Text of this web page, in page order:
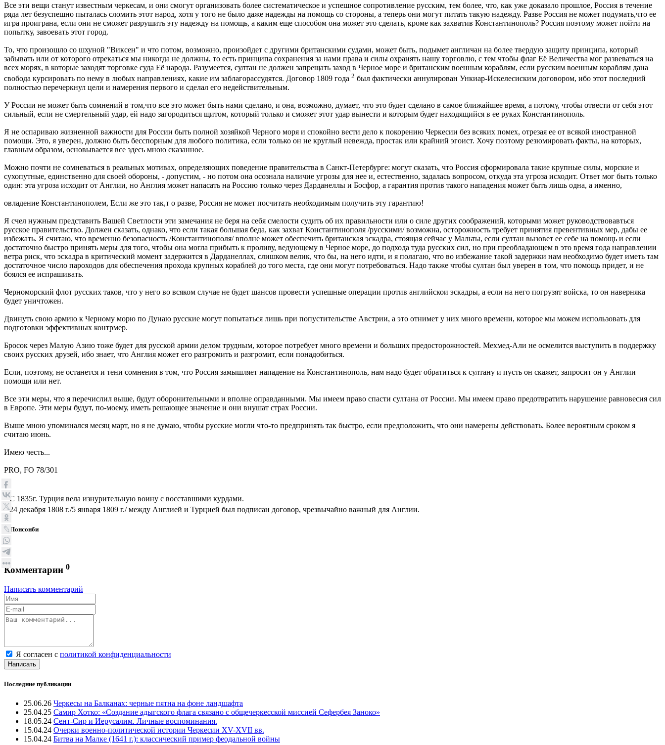
Все эти вещи станут известным черкесам, и они смогут организовать более систематическое и успешное сопротивление русским, тем более, что, как уже доказало прошлое, Россия в течение
ряда лет безуспешно пыталась сломить этот народ, хотя у того не было даже надежды на помощь со стороны, а теперь они могут питать такую надежду. Разве Россия не может подумать,что ее
игра проиграна, если они не сможет разрушить эту надежду на помощь, а каким еще способом она может это сделать, кроме как захватив Константинополь? Россия поэтому может пойти на
попытку, завоевать этот город.
То, что произошло со шхуной "Виксен" и что потом, возможно, произойдет с другими британскими судами, может быть, подымет англичан на более твердую защиту принципа, который
забывать или от которого отрекаться мы никогда не должны, то есть принципа сохранения за нами права и силы охранять нашу торговлю, с тем чтобы флаг Её Величества мог развеваться на
всех морях, в которые заходят торговке суда Её народа. Разумеется, султан не должен запрещать заход в Черное море и британским военным кораблям, если русским военным кораблям дана
свобода курсировать по нему в любых направлениях, какие им заблагорассудятся. Договор 1809 года 2 был фактически аннулирован Ункиар-Искелесиским договором, ибо этот последний
полностью перечеркнул цели и намерения первого и сделал его недействительным.
У России не может быть сомнений в том,что все это может быть нами сделано, и она, возможно, думает, что это будет сделано в самое ближайшее время, а потому, чтобы отвести от себя этот
сильный, если не смертельный удар, ей надо загородиться щитом, который только и сможет этот удар вынести и которым будет находящийся в ее руках Константинополь.
Я не оспариваю жизненной важности для России быть полной хозяйкой Черного моря и спокойно вести дело к покорению Черкесии без всяких помех, отрезая ее от всякой иностранной
помощи. Это, я уверен, должно быть бесспорным для любого политика, если только он не круглый невежда, простак или крайний эгоист. Хочу поэтому резюмировать факты, на которых,
главным образом, основывается все здесь мною сказанное.
Можно почти не сомневаться в реальных мотивах, определяющих поведение правительства в Санкт-Петербурге: могут сказать, что Россия сформировала такие крупные силы, морские и
сухопутные, единственно для своей обороны, - допустим, - но потом она осознала наличие угрозы для нее и, естественно, задалась вопросом, откуда эта угроза исходит. Ответ мог быть только
один: эта угроза исходит от Англии, но Англия может напасать на Россию только через Дарданеллы и Босфор, а гарантия против такого нападения может быть лишь одна, а именно,
овладение Константинополем, Если же это так,т о разве, Россия не может посчитать необходимым получить эту гарантию!
Я счел нужным представить Вашей Светлости эти замечания не беря на себя смелости судить об их правильности или о силе других соображений, которыми может руководствовавться
русское правительство. Должен сказать, однако, что если такая большая беда, как захват Константинополя /русскими/ возможна, осторожность требует принятия превентивных мер, дабы ее
избежать. Я считаю, что временно безопасность /Константинополя/ вполне может обеспечить британская эскадра, стоящая сейчас у Мальты, если султан вызовет ее себе на помощь и если
достаточно быстро принять меры для того, чтобы она могла прибыть к проливу, ведующему в Черное море, до подхода туда русских сил, но при преобладающем в это время года направлении
ветра риск, что эскадра в критический момент задержится в Дарданеллах, слишком велик, что бы, на него идти, и я полагаю, что во избежание такой задержки нам необходимо будет иметь там
достаточное число пароходов для обеспечения прохода крупных кораблей до того места, где они могут потребоваться. Надо также чтобы султан был уверен в том, что помощь придет, и не
боялся ее испрашивать.
Черноморский флот русских таков, что у него во всяком случае не будет шансов провести успешные операции против английскои эскадры, а если на него погрузят войска, то он наверняка
будет уничтожен.
Двинуть свою армию к Черному морю по Дунаю русские могут попытаться лишь при попустительстве Австрии, а это отнимет у них много времени, которое мы можем использовать для
подготовки эффективных контрмер.
Бросок через Малую Азию тоже будет для русской армии делом трудным, которое потребует много времени и больших предосторожностей. Мехмед-Али не осмелится выступить в поддержку
своих русских друзей, ибо знает, что Англия может его разгромить и разгромит, если понадобиться.
Если, поэтому, не останется и тени сомнения в том, что Россия замышляет нападение на Константинополь, нам надо будет обратиться к султану и пусть он скажет, запросит он у Англии
помощи или нет.
Все эти меры, что я перечислил выше, будут оборонительными и вполне оправданными. Мы имеем право спасти султана от России. Мы имеем право предотвратить нарушение равновесия сил
в Европе. Эти меры будут, по-моему, иметь решающее значение и они внушат страх России.
Выше мною упоминался месяц март, но я не думаю, чтобы русские могли что-то предпринять так быстро, если предположить, что они намерены действовать. Более вероятным сроком я
считаю июнь.
Имею честь...
PRO, FO 78/301
1С 1835г. Турция вела изнурительную воину с восставшими курдами.
224 декабря 1808 г./5 января 1809 г./ между Англией и Турцией был подписан договор, чрезвычайно важный для Англии.
Д.Понсонби
Комментарии 0
Написать комментарий
Я согласен с политикой конфиденциальности
Написать
Последние публикации
25.06.26 Черкесы на Балканах: черные пятна на фоне ландшафта
25.04.25 Самир Хотко: «Создание адыгского флага связано с общечеркесской миссией Сефербея Заноко»
18.05.24 Сент-Сир и Иерусалим. Личные воспоминания.
15.04.24 Очерки военно-политической истории Черкесии XV-XVII вв.
15.04.24 Битва на Малке (1641 г.): классический пример феодальной войны